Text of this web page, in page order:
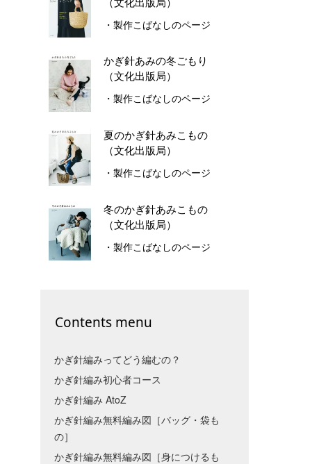
（文化出版局）
・製作こばなしのページ
かぎ針あみの冬ごもり
（文化出版局）
・製作こばなしのページ
夏のかぎ針あみこもの
（文化出版局）
・製作こばなしのページ
冬のかぎ針あみこもの
（文化出版局）
・製作こばなしのページ
Contents menu
かぎ針編みってどう編むの？
かぎ針編み初心者コース
かぎ針編み AtoZ
かぎ針編み無料編み図［バッグ・袋も
の］
かぎ針編み無料編み図［身につけるも